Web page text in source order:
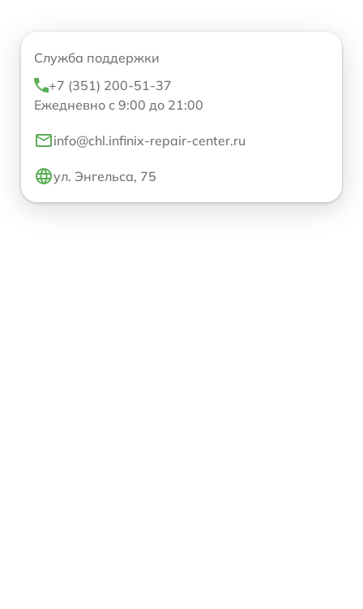
Служба поддержки
+7 (351) 200-51-37
Ежедневно с 9:00 до 21:00
info@chl.infinix-repair-center.ru
ул. Энгельса, 75